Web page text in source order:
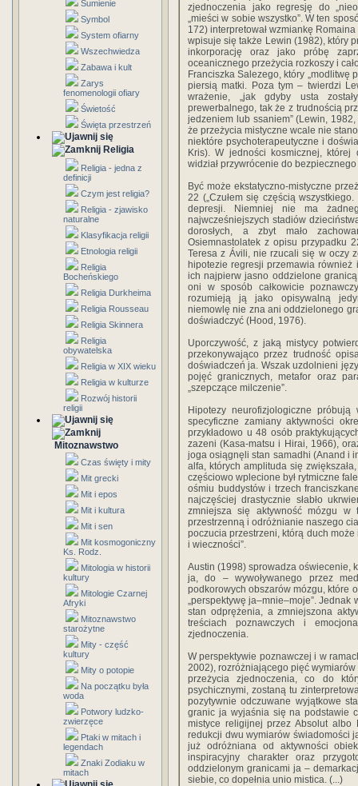
Sumienie
Symbol
System ofiarny
Wszechwiedza
Zabawa i kult
Zarys
fenomenologii ofiary
Świetość
Święta przestrzeń
Religia
Religia - jedna z
definicji
Czym jest religia?
Religia - zjawisko
naturalne
Klasyfikacja religii
Etnologia religii
Religia
Bocheńskiego
Religia Durkheima
Religia Rousseau
Religia Skinnera
Religia
obywatelska
Religia w XIX wieku
Religia w kulturze
Rozwój historii
religii
Mitoznawstwo
Czas święty i mity
Mit grecki
Mit i epos
Mit i kultura
Mit i sen
Mit kosmogoniczny
Ks. Rodz.
Mitologia w historii
kultury
Mitologie Czarnej
Afryki
Mitoznawstwo
starożytne
Mity - część
kultury
Mity o potopie
Na początku była
woda
Potwory ludzko-
zwierzęce
Ptaki w mitach i
legendach
Znaki Zodiaku w
mitach
zjednoczenia jako regresję do
„mieści w sobie wszystko”. W ten
172) interpretował wzmiankę
wpisuje się także Lewin (1982), który
inkorporację oraz jako próbę
oceanicznego przeżycia rozkoszy i
Franciszka Salezego, który
piersią matki. Poza tym – twierdzi
wrażenie, „jak gdyby usta
prewerbalnego, tak że z trudnością
jedzeniem lub ssaniem” (Lewin,
że przeżycia mistyczne wcale nie
niektóre psychoterapeutyczne i
Kris). W jedności kosmicznej, której
widział przywrócenie do bezpiecznego
Być może ekstatyczno-mistyczne
22 („Czułem się częścią
depresji. Niemniej nie ma
najwcześniejszych stadiów
dorosłych, a zbyt mało
Osiemnastolatek z opisu przypadku
Teresa z Ávili, nie rzucali się w oczy
hipotezie regresji przemawia
ich najpierw jasno oddzielone
oni w sposób całkowicie
rozumieją ją jako opisywalną
niemowlę nie zna ani oddzielonego
doświadczyć (Hood, 1976).
Uporczywość, z jaką mistycy
przekonywająco przez trudność
doświadczeń ja. Wszak uzdolnieni
pojęć granicznych, metafor oraz
„szepczące milczenie”.
Hipotezy neurofizjologiczne
specyficzne zamiany aktywności
przykładowo u 48 osób
zazeni (Kasa-matsu i Hirai, 1966),
joga osiągnęli stan samadhi (Anand i
alfa, których amplituda się
częściowo wplecione był rytmiczne
ośmiu buddystów i trzech
najczęściej drastycznie słabło
zmniejsza się aktywność mózgu w
przestrzenną i odróżnianie naszego
poczucia przestrzeni, którą duch
i wieczności”.
Austin (1998) sprowadza oświecenie,
ja, do – wywoływanego przez
podkorowych obszarów mózgu, które
„perspektywę ja–mnie–moje”.
stan odprężenia, a zmniejszona
treściach poznawczych i
zjednoczenia.
W perspektywie poznawczej i w
2002), rozróżniającego pięć
przeżycia zjednoczenia, co do
psychicznymi, zostaną tu
pozytywnie odczuwane wyjątkowe
granic ja wyjaśnia się na podstawie
mistyce religijnej przez Absolut albo
redukcji dwu wymiarów świadomości
już odróżniana od aktywności
inspiracyjny charakter oraz
oddzielonym granicami ja –
siebie, co dopełnia unio mistica. (...)